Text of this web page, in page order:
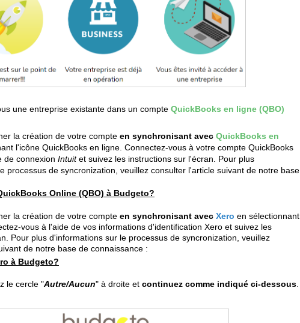
une entreprise existante dans un compte QuickBooks en ligne (QBO)
la création de votre compte en synchronisant avec QuickBooks en
l'icône QuickBooks en ligne. Connectez-vous à votre compte QuickBooks
de connexion Intuitet suivez les instructions sur l'écran. Pour plus
processus de syncronization, veuillez consulter l'article suivant de notre base
Online (QBO) à Budgeto?
la création de votre compte en synchronisant avec Xero en sélectionnant
vous à l'aide de vos informations d'identification Xero et suivez les
Pour plus d'informations sur le processus de syncronization , veuillez
de notre base de connaissance :
à Budgeto?
le cercle "Autre/Aucun" à droite et continuez comme indiqué ci-dessous